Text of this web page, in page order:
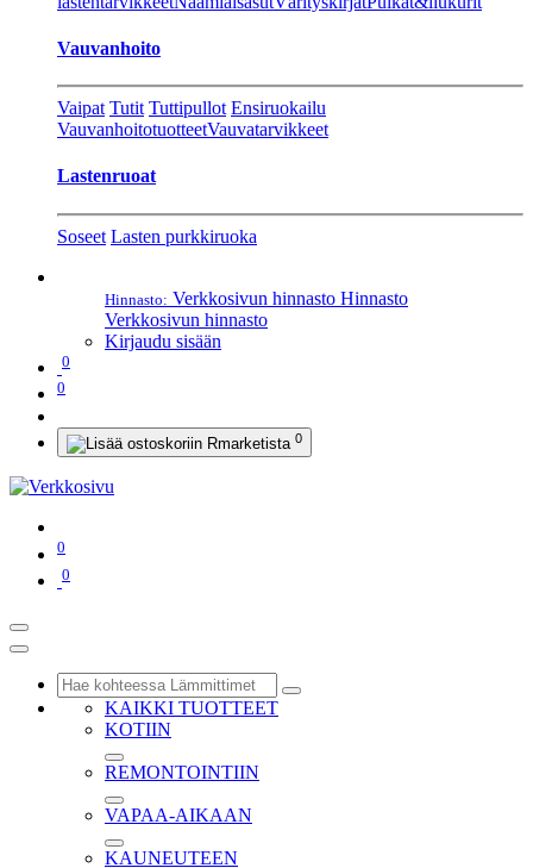
Vauvanhoito
Vaipat Tutit Tuttipullot Ensiruokailu
VauvanhoitotuotteetVauvatarvikkeet
Lastenruoat
Soseet Lasten purkkiruoka
Hinnasto: Verkkosivun hinnasto Hinnasto
Verkkosivun hinnasto
Kirjaudu sisään
0
0
0
0
0
KAIKKI TUOTTEET
KOTIIN
REMONTOINTIIN
VAPAA-AIKAAN
KAUNEUTEEN